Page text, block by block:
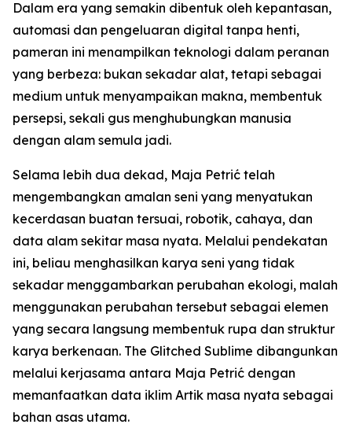
Dalam era yang semakin dibentuk oleh kepantasan,
automasi dan pengeluaran digital tanpa henti,
pameran ini menampilkan teknologi dalam peranan
yang berbeza: bukan sekadar alat, tetapi sebagai
medium untuk menyampaikan makna, membentuk
persepsi, sekali gus menghubungkan manusia
dengan alam semula jadi.
Selama lebih dua dekad, Maja Petrić telah
mengembangkan amalan seni yang menyatukan
kecerdasan buatan tersuai, robotik, cahaya, dan
data alam sekitar masa nyata. Melalui pendekatan
ini, beliau menghasilkan karya seni yang tidak
sekadar menggambarkan perubahan ekologi, malah
menggunakan perubahan tersebut sebagai elemen
yang secara langsung membentuk rupa dan struktur
karya berkenaan. The Glitched Sublime dibangunkan
melalui kerjasama antara Maja Petrić dengan
memanfaatkan data iklim Artik masa nyata sebagai
bahan asas utama.